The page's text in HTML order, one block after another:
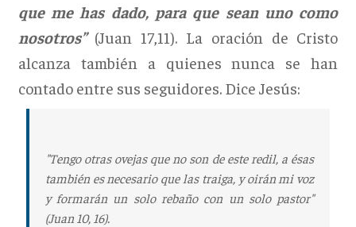
que me has dado, para que sean uno como
nosotros”(Juan 17,11). La oración de Cristo
alcanza también a quienes nunca se han
contado entre sus seguidores. Dice Jesús:
"Tengo otras ovejas que no son de este redil, a ésas
también es necesario que las traiga, y oirán mi voz
y formarán un solo rebaño con un solo pastor"
(Juan 10, 16).